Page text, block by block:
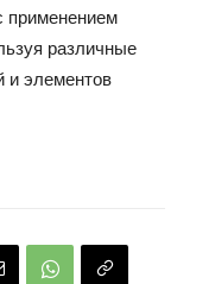
применением
различные
и элементов